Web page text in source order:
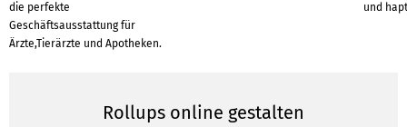
die perfekte
Geschäftsausstattung für
Ärzte,Tierärzte und Apotheken.
und
Rollups online gestalten